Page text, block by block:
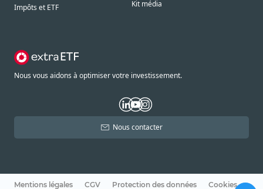
Impôts et ETF
Kit média
Nous vous aidons à optimiser votre investissement.
Nous contacter
Mentions légales CGV Protection des données Cookies